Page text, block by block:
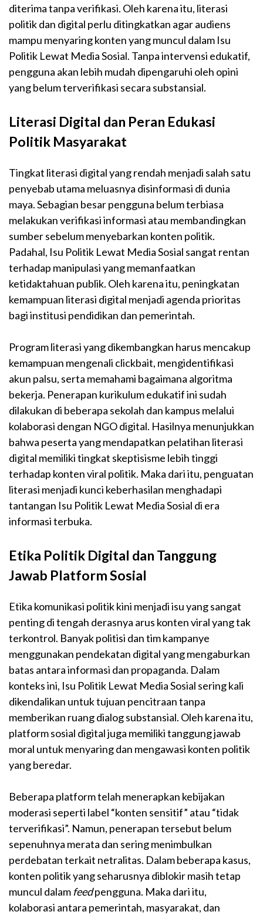
diterima tanpa verifikasi. Oleh karena itu, literasi
politik dan digital perlu ditingkatkan agar audiens
mampu menyaring konten yang muncul dalam Isu
Politik Lewat Media Sosial. Tanpa intervensi edukatif,
pengguna akan lebih mudah dipengaruhi oleh opini
yang belum terverifikasi secara substansial.
Literasi Digital dan Peran Edukasi
Politik Masyarakat
Tingkat literasi digital yang rendah menjadi salah satu
penyebab utama meluasnya disinformasi di dunia
maya. Sebagian besar pengguna belum terbiasa
melakukan verifikasi informasi atau membandingkan
sumber sebelum menyebarkan konten politik.
Padahal, Isu Politik Lewat Media Sosial sangat rentan
terhadap manipulasi yang memanfaatkan
ketidaktahuan publik. Oleh karena itu, peningkatan
kemampuan literasi digital menjadi agenda prioritas
bagi institusi pendidikan dan pemerintah.
Program literasi yang dikembangkan harus mencakup
kemampuan mengenali clickbait, mengidentifikasi
akun palsu, serta memahami bagaimana algoritma
bekerja. Penerapan kurikulum edukatif ini sudah
dilakukan di beberapa sekolah dan kampus melalui
kolaborasi dengan NGO digital. Hasilnya menunjukkan
bahwa peserta yang mendapatkan pelatihan literasi
digital memiliki tingkat skeptisisme lebih tinggi
terhadap konten viral politik. Maka dari itu, penguatan
literasi menjadi kunci keberhasilan menghadapi
tantangan Isu Politik Lewat Media Sosial di era
informasi terbuka.
Etika Politik Digital dan Tanggung
Jawab Platform Sosial
Etika komunikasi politik kini menjadi isu yang sangat
penting di tengah derasnya arus konten viral yang tak
terkontrol. Banyak politisi dan tim kampanye
menggunakan pendekatan digital yang mengaburkan
batas antara informasi dan propaganda. Dalam
konteks ini, Isu Politik Lewat Media Sosial sering kali
dikendalikan untuk tujuan pencitraan tanpa
memberikan ruang dialog substansial. Oleh karena itu,
platform sosial digital juga memiliki tanggung jawab
moral untuk menyaring dan mengawasi konten politik
yang beredar.
Beberapa platform telah menerapkan kebijakan
moderasi seperti label “konten sensitif” atau “tidak
terverifikasi”. Namun, penerapan tersebut belum
sepenuhnya merata dan sering menimbulkan
perdebatan terkait netralitas. Dalam beberapa kasus,
konten politik yang seharusnya diblokir masih tetap
muncul dalam feedpengguna. Maka dari itu,
kolaborasi antara pemerintah, masyarakat, dan